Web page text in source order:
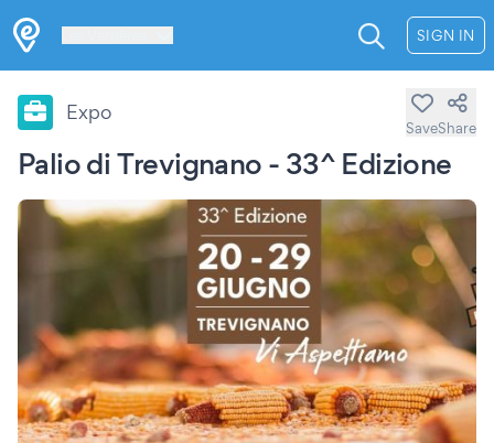
SIGN IN
Palio di Trevignano - 33^ Edizione
Expo
SaveShare